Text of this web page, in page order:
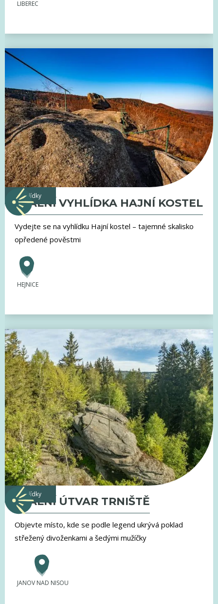
LIBEREC
vyhlídky
SKALNÍ VYHLÍDKA HAJNÍ KOSTEL
Vydejte se na vyhlídku Hajní kostel – tajemné skalisko
opředené pověstmi
HEJNICE
vyhlídky
SKALNÍ ÚTVAR TRNIŠTĚ
Objevte místo, kde se podle legend ukrývá poklad
střežený divoženkami a šedými mužíčky
JANOV NAD NISOU